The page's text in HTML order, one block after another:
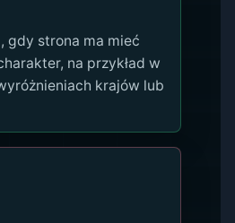
gdy strona ma mieć
na przykład w
krajów lub